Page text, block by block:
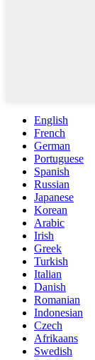
English
French
German
Portuguese
Spanish
Russian
Japanese
Korean
Arabic
Irish
Greek
Turkish
Italian
Danish
Romanian
Indonesian
Czech
Afrikaans
Swedish